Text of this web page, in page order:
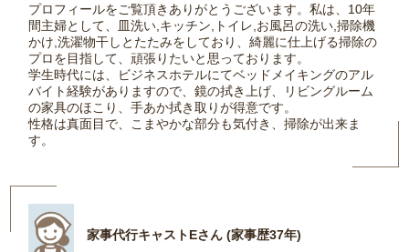
プロフィールをご覧頂きありがとうございます。私は、10年
間主婦として、皿洗い,キッチン,トイレ,お風呂の洗い,掃除機
かけ,洗濯物干しとたたみをしており、綺麗に仕上げる掃除の
プロを目指して、頑張りたいと思っております。
学生時代には、ビジネスホテルにてベッドメイキングのアル
バイト経験がありますので、鏡の拭き上げ、リビングルーム
の家具のほこり、手あか拭き取りが得意です。
性格は真面目で、こまやかな部分も気付き、掃除が出来ま
す。
家事代行キャストEさん (家事歴37年)